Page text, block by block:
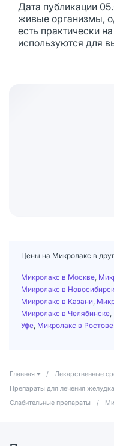
Дата публикации
живые организмы,
есть практически
используются для
Цены на Микролакс в
Микролакс в Москве
Микролакс в
Микролакс в Казани
Микролакс в Челябинске
Уфе Микролакс в
Главная / Лекарственные
Препараты для лечения
Слабительные препараты
/